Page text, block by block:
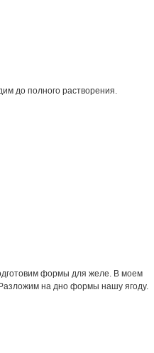
до полного растворения.
формы для желе. В моем
на дно формы нашу ягоду.